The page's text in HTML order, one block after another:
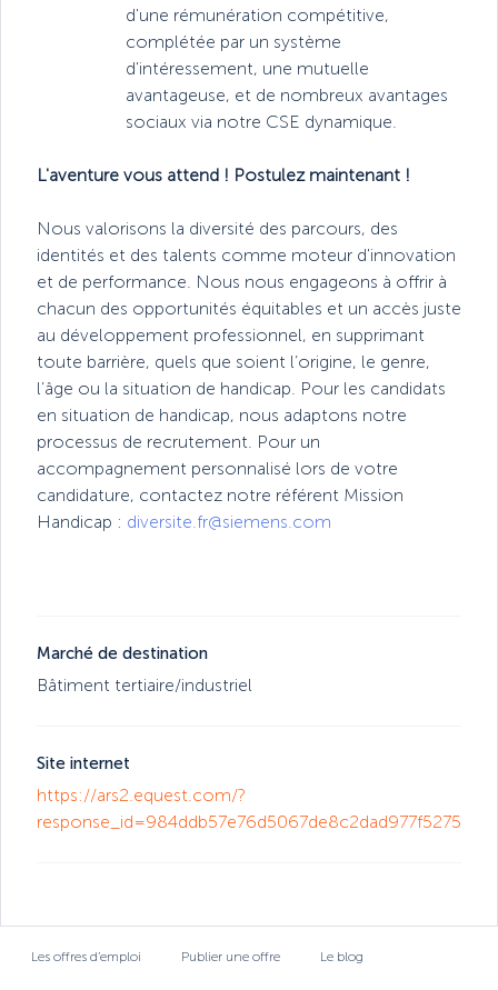
d'une rémunération compétitive,
complétée par un système
d'intéressement, une mutuelle
avantageuse, et de nombreux avantages
sociaux via notre CSE dynamique.
L'aventure vous attend ! Postulez maintenant !
Nous valorisons la diversité des parcours, des
identités et des talents comme moteur d'innovation
et de performance. Nous nous engageons à offrir à
chacun des opportunités équitables et un accès juste
au développement professionnel, en supprimant
toute barrière, quels que soient l’origine, le genre,
l’âge ou la situation de handicap. Pour les candidats
en situation de handicap, nous adaptons notre
processus de recrutement. Pour un
accompagnement personnalisé lors de votre
candidature, contactez notre référent Mission
Handicap : diversite.fr@siemens.com
Marché de destination
Bâtiment tertiaire/industriel
Site internet
https://ars2.equest.com/?
response_id=984ddb57e76d5067de8c2dad977f5275
Les offres d’emploi Publier une offre Le blog